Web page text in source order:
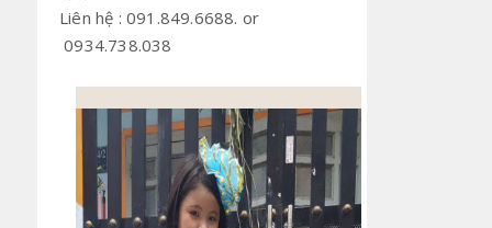
Liên hệ : 091.849.6688. or
0934.738.038